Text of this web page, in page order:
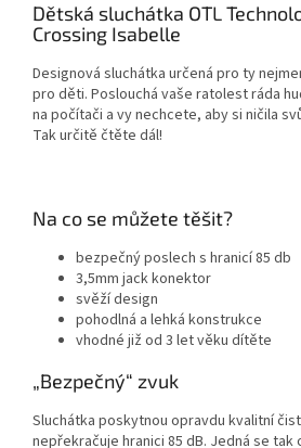
Dětská sluchátka OTL
Crossing Isabelle
Designová sluchátka určená pro ty
pro děti. Poslouchá vaše ratolest ráda
na počítači a vy nechcete, aby si ničila
Tak určitě čtěte dál!
Na co se můžete těšit?
bezpečný poslech s hranicí 85 db
3,5mm jack konektor
svěží design
pohodlná a lehká konstrukce
vhodné již od 3 let věku dítěte
„Bezpečný“ zvuk
Sluchátka poskytnou opravdu kvalitní
nepřekračuje hranici 85 dB. Jedná se